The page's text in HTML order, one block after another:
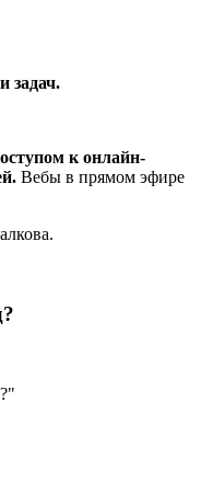
задач.
к онлайн-
Вебы в прямом эфире